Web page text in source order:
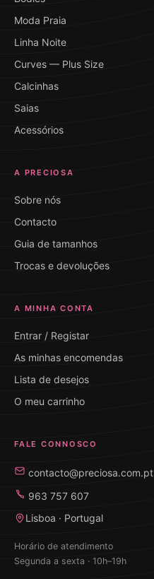
Moda Praia
Linha Noite
Curves — Plus Size
Calcinhas
Saias
Acessórios
A PRECIOSA
Sobre nós
Contacto
Guia de tamanhos
Trocas e devoluções
A MINHA CONTA
Entrar / Registar
As minhas encomendas
Lista de desejos
O meu carrinho
FALE CONNOSCO
contacto@preciosa.com.pt
963 757 607
Lisboa · Portugal
Horário de atendimento
Segunda a sexta · 10h–19h